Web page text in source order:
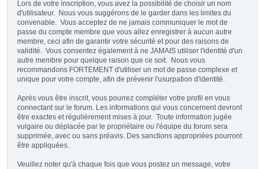
Lors de votre inscription, vous avez la possibilité de choisir un nom
d'utilisateur. Nous vous suggérons de le garder dans les limites du
convenable. Vous acceptez de ne jamais communiquer le mot de
passe du compte membre que vous allez enregistrer à aucun autre
membre, ceci afin de garantir votre sécurité et pour des raisons de
validité. Vous consentez également à ne JAMAIS utiliser l'identité d'un
autre membre pour quelque raison que ce soit. Nous vous
recommandons FORTEMENT d'utiliser un mot de passe complexe et
unique pour votre compte, afin de prévenir l'usurpation d'identité.
Après vous être inscrit, vous pourrez compléter votre profil en vous
connectant sur le forum. Les informations qui vous concernent devront
être exactes et régulièrement mises à jour. Toute information jugée
vulgaire ou déplacée par le propriétaire ou l'équipe du forum sera
supprimée, avec ou sans préavis. Des sanctions appropriées pourront
être appliquées.
Veuillez noter qu'à chaque fois que vous postez un message, votre